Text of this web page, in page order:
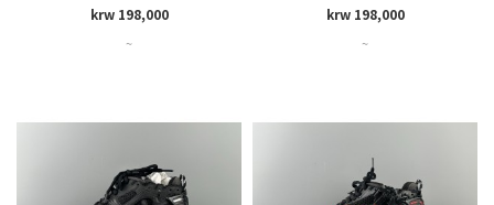
krw 198,000
~
krw 198,000
~